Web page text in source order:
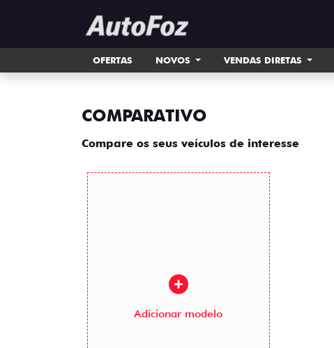
OFERTAS NOVOS VENDAS DIRETAS
COMPARATIVO
Compare os seus veículos de interesse
Adicionar modelo